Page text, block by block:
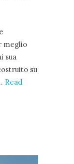
meglio
sua
su
Read